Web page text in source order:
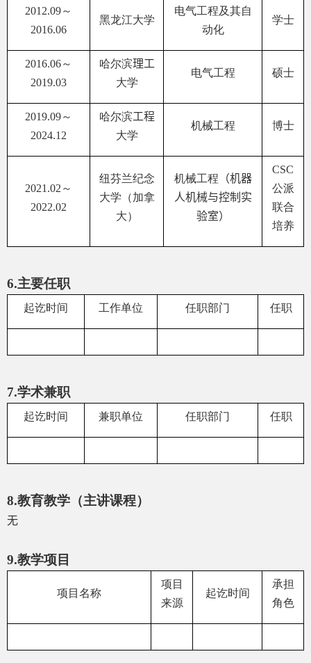
2012.09～
2016.06
黑龙江大学
电气工程及其自
动化
学士
2016.06～
2019.03
哈尔滨理工
大学
电气工程 硕士
2019.09～
2024.12
哈尔滨工程
大学
机械工程 博士
2021.02～
2022.02
纽芬兰纪念
大学（加拿
大）
机械工程 （机器
人机械与控制实
验室）
CSC
公派
联合
培养
6.主要任职
起讫时间 工作单位 任职部门 任职
7.学术兼职
起讫时间 兼职单位 任职部门 任职
8.教育教学（主讲课程）
无
9.教学项目
项目名称
项目
来源
起讫时间
承担
角色